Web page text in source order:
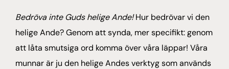
Bedröva inte Guds helige Ande!Hur bedrövar vi den
helige Ande? Genom att synda, mer specifikt: genom
att låta smutsiga ord komma över våra läppar! Våra
munnar är ju den helige Andes verktyg som används